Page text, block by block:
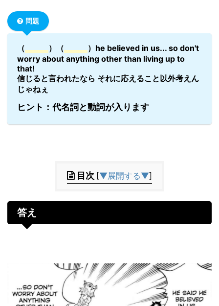
問題
（ ）（
）he believed in us... so don't
worry about anything other than living up to
that!
信じると言われたなら それに応えること以外考えん
じゃねぇ
ヒント：代名詞と動詞が入ります
目次 [▼展開する▼]
答え